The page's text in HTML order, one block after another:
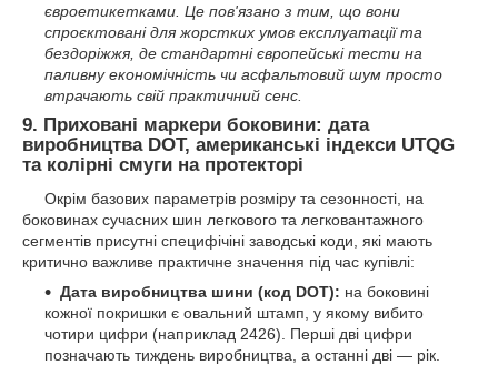
євроетикетками. Це пов'язано з тим, що вони
спроєктовані для жорстких умов експлуатації та
бездоріжжя, де стандартні європейські тести на
паливну економічність чи асфальтовий шум просто
втрачають свій практичний сенс.
9. Приховані маркери боковини: дата
виробництва DOT, американські індекси UTQG
та колірні смуги на протекторі
Окрім базових параметрів розміру та сезонності, на
боковинах сучасних шин легкового та легковантажного
сегментів присутні специфічіні заводські коди, які мають
критично важливе практичне значення під час купівлі:
Дата виробництва шини (код DOT): на боковині
кожної покришки є овальний штамп, у якому вибито
чотири цифри (наприклад 2426). Перші дві цифри
позначають тиждень виробництва, а останні дві — рік.